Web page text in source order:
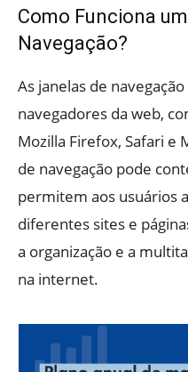
Como Funciona
Navegação?
As janelas de
navegadores da web,
Mozilla Firefox, Safari e
de navegação pode
permitem aos usuários
diferentes sites e
a organização e a
na internet.